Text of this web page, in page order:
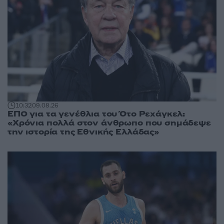
10:3209.08.26
ΕΠΟ για τα γενέθλια του Ότο Ρεχάγκελ:
«Χρόνια πολλά στον άνθρωπο που σημάδεψε
την ιστορία της Εθνικής Ελλάδας»